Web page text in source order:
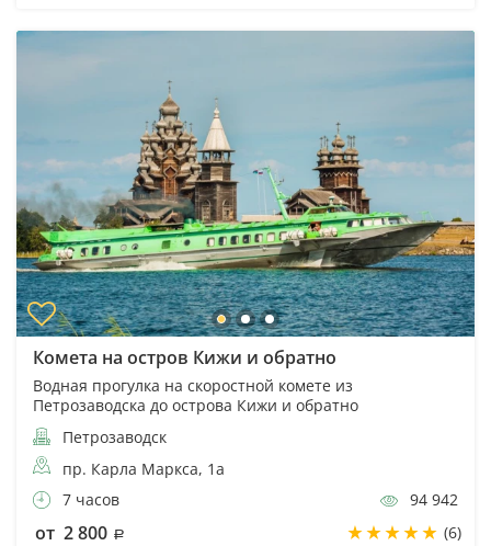
Комета на остров Кижи и обратно
Водная прогулка на скоростной комете из
Петрозаводска до острова Кижи и обратно
Петрозаводск
пр. Карла Маркса, 1а
7 часов
94 942
от 2 800 (6)